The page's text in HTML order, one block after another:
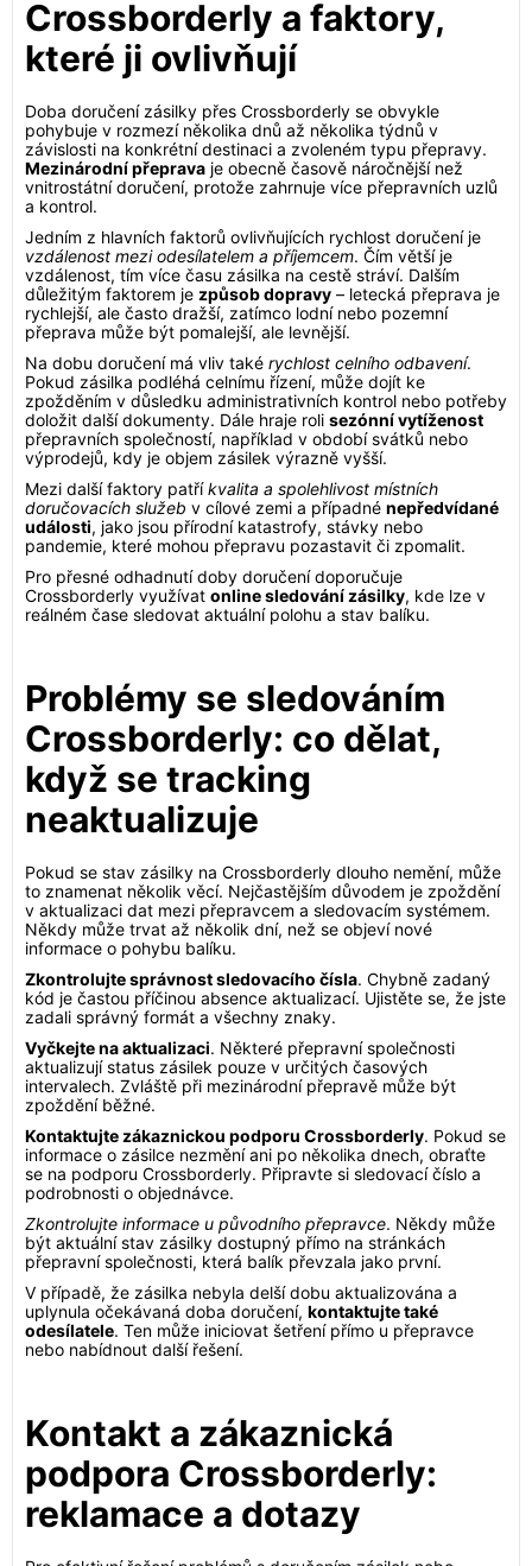
Crossborderly a faktory,
které ji ovlivňují
Doba doručení zásilky přes Crossborderly se obvykle
pohybuje v rozmezí několika dnů až několika týdnů v
závislosti na konkrétní destinaci a zvoleném typu přepravy.
Mezinárodní přeprava je obecně časově náročnější než
vnitrostátní doručení, protože zahrnuje více přepravních uzlů
a kontrol.
Jedním z hlavních faktorů ovlivňujících rychlost doručení je
vzdálenost mezi odesílatelem a příjemcem. Čím větší je
vzdálenost, tím více času zásilka na cestě stráví. Dalším
důležitým faktorem je způsob dopravy – letecká přeprava je
rychlejší, ale často dražší, zatímco lodní nebo pozemní
přeprava může být pomalejší, ale levnější.
Na dobu doručení má vliv také rychlost celního odbavení.
Pokud zásilka podléhá celnímu řízení, může dojít ke
zpožděním v důsledku administrativních kontrol nebo potřeby
doložit další dokumenty. Dále hraje roli sezónní vytíženost
přepravních společností, například v období svátků nebo
výprodejů, kdy je objem zásilek výrazně vyšší.
Mezi další faktory patříkvalita a spolehlivost místních
doručovacích služeb v cílové zemi a případné nepředvídané
události, jako jsou přírodní katastrofy, stávky nebo
pandemie, které mohou přepravu pozastavit či zpomalit.
Pro přesné odhadnutí doby doručení doporučuje
Crossborderly využívat online sledování zásilky, kde lze v
reálném čase sledovat aktuální polohu a stav balíku.
Problémy se sledováním
Crossborderly: co dělat,
když se tracking
neaktualizuje
Pokud se stav zásilky na Crossborderly dlouho nemění, může
to znamenat několik věcí. Nejčastějším důvodem je zpoždění
v aktualizaci dat mezi přepravcem a sledovacím systémem.
Někdy může trvat až několik dní, než se objeví nové
informace o pohybu balíku.
Zkontrolujte správnost sledovacího čísla. Chybně zadaný
kód je častou příčinou absence aktualizací. Ujistěte se, že jste
zadali správný formát a všechny znaky.
Vyčkejte na aktualizaci. Některé přepravní společnosti
aktualizují status zásilek pouze v určitých časových
intervalech. Zvláště při mezinárodní přepravě může být
zpoždění běžné.
Kontaktujte zákaznickou podporu Crossborderly. Pokud se
informace o zásilce nezmění ani po několika dnech, obraťte
se na podporu Crossborderly. Připravte si sledovací číslo a
podrobnosti o objednávce.
Zkontrolujte informace u původního přepravce. Někdy může
být aktuální stav zásilky dostupný přímo na stránkách
přepravní společnosti, která balík převzala jako první.
V případě, že zásilka nebyla delší dobu aktualizována a
uplynula očekávaná doba doručení, kontaktujte také
odesílatele. Ten může iniciovat šetření přímo u přepravce
nebo nabídnout další řešení.
Kontakt a zákaznická
podpora Crossborderly:
reklamace a dotazy